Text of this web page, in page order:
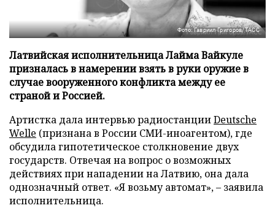
Фото: Гавриил Григоров/ТАСС
Латвийская исполнительница Лайма Вайкуле
призналась в намерении взять в руки оружие в
случае вооруженного конфликта между ее
страной и Россией.
Артистка дала интервью радиостанцииDeutsche
Welle (признана в России СМИ-иноагентом), где
обсудила гипотетическое столкновение двух
государств. Отвечая на вопрос о возможных
действиях при нападении на Латвию, она дала
однозначный ответ. «Я возьму автомат», – заявила
исполнительница.